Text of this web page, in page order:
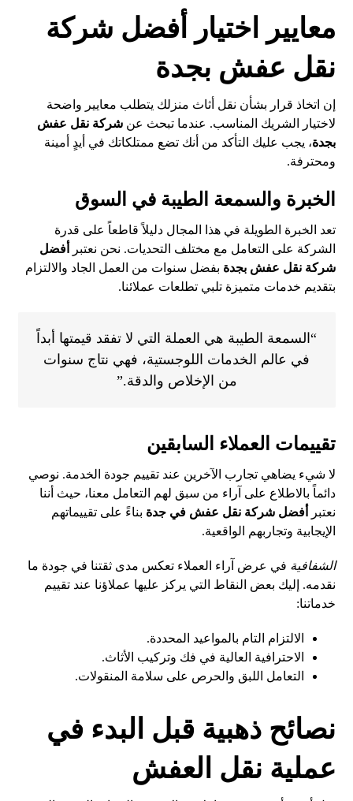
معايير اختيار أفضل شركة
نقل عفش بجدة
إن اتخاذ قرار بشأن نقل أثاث منزلك يتطلب معايير واضحة
لاختيار الشريك المناسب. عندما تبحث عنشركة نقل عفش
بجدة، يجب عليك التأكد من أنك تضع ممتلكاتك في أيدٍ أمينة
ومحترفة.
الخبرة والسمعة الطيبة في السوق
تعد الخبرة الطويلة في هذا المجال دليلاً قاطعاً على قدرة
الشركة على التعامل مع مختلف التحديات. نحن نعتبر
أفضل
شركة نقل عفش بجدة بفضل سنوات من العمل الجاد والالتزام
بتقديم خدمات متميزة تلبي تطلعات عملائنا.
“السمعة الطيبة هي العملة التي لا تفقد قيمتها أبداً
في عالم الخدمات اللوجستية، فهي نتاج سنوات
من الإخلاص والدقة.”
تقييمات العملاء السابقين
لا شيء يضاهي تجارب الآخرين عند تقييم جودة الخدمة. نوصي
دائماً بالاطلاع على آراء من سبق لهم التعامل معنا، حيث أننا
نعتبر
أفضل شركة نقل عفش في جدة بناءً على تقييماتهم
الإيجابية وتجاربهم الواقعية.
الشفافية في عرض آراء العملاء تعكس مدى ثقتنا في جودة ما
نقدمه. إليك بعض النقاط التي يركز عليها عملاؤنا عند تقييم
خدماتنا:
الالتزام التام بالمواعيد المحددة.
الاحترافية العالية في فك وتركيب الأثاث.
التعامل اللبق والحرص على سلامة المنقولات.
نصائح ذهبية قبل البدء في
عملية نقل العفش